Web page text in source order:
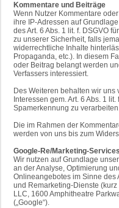
Kommentare und Beiträge
Wenn Nutzer Kommentare
ihre IP-Adressen auf
des Art. 6 Abs. 1 lit. f. DSGVO
zu unserer Sicherheit, falls
widerrechtliche Inhalte
Propaganda, etc.). In diesem
oder Beitrag belangt werden
Verfassers interessiert.
Des Weiteren behalten wir uns
Interessen gem. Art. 6 Abs. 1
Spamerkennung zu
Die im Rahmen der
werden von uns bis zum
Google-Re/Marketing-Services
Wir nutzen auf Grundlage
an der Analyse, Optimierung
Onlineangebotes im Sinne des
und Remarketing-Dienste (kurz
LLC, 1600 Amphitheatre
(„Google“).